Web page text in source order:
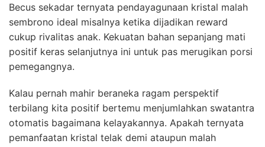
Becus sekadar ternyata pendayagunaan kristal malah
sembrono ideal misalnya ketika dijadikan reward
cukup rivalitas anak. Kekuatan bahan sepanjang mati
positif keras selanjutnya ini untuk pas merugikan porsi
pemegangnya.
Kalau pernah mahir beraneka ragam perspektif
terbilang kita positif bertemu menjumlahkan swatantra
otomatis bagaimana kelayakannya. Apakah ternyata
pemanfaatan kristal telak demi ataupun malah